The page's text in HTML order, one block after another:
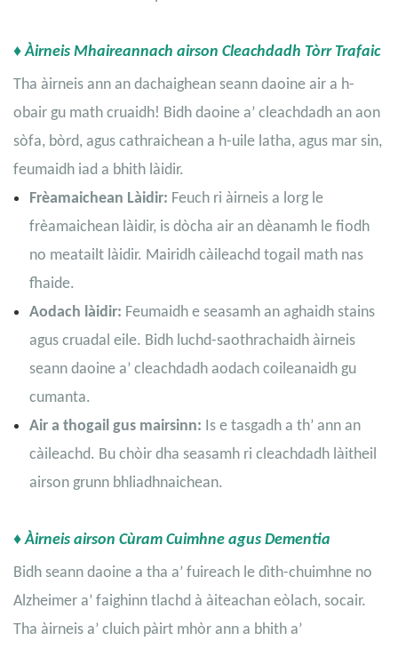
♦ Àirneis Mhaireannach airson Cleachdadh Tòrr Trafaic
Tha àirneis ann an dachaighean seann daoine air a h-
obair gu math cruaidh! Bidh daoine a’ cleachdadh an aon
sòfa, bòrd, agus cathraichean a h-uile latha, agus mar sin,
feumaidh iad a bhith làidir.
Frèamaichean Làidir: Feuch ri àirneis a lorg le
frèamaichean làidir, is dòcha air an dèanamh le fiodh
no meatailt làidir. Mairidh càileachd togail math nas
fhaide.
Aodach làidir: Feumaidh e seasamh an aghaidh stains
agus cruadal eile. Bidh luchd-saothrachaidh àirneis
seann daoine a’ cleachdadh aodach coileanaidh gu
cumanta.
Air a thogail gus mairsinn: Is e tasgadh a th’ ann an
càileachd. Bu chòir dha seasamh ri cleachdadh làitheil
airson grunn bhliadhnaichean.
♦ Àirneis airson Cùram Cuimhne agus Dementia
Bidh seann daoine a tha a’ fuireach le dìth-chuimhne no
Alzheimer a’ faighinn tlachd à àiteachan eòlach, socair.
Tha àirneis a’ cluich pàirt mhòr ann a bhith a’